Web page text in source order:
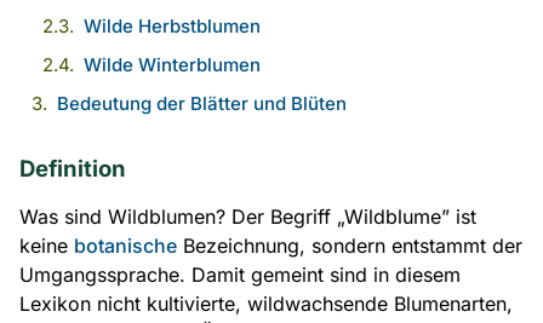
Wilde Herbstblumen
Wilde Winterblumen
Bedeutung der Blätter und Blüten
Definition
Was sind Wildblumen? Der Begriff „Wildblume” ist
keine botanische Bezeichnung, sondern entstammt der
Umgangssprache. Damit gemeint sind in diesem
Lexikon nicht kultivierte, wildwachsende Blumenarten,